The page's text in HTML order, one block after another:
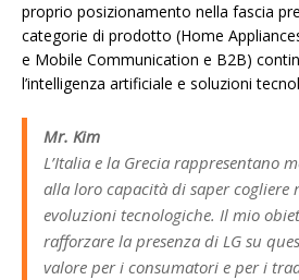
proprio posizionamento nella fascia
categorie di prodotto (Home
e Mobile Communication e B2B)
l’intelligenza artificiale e soluzioni
Mr. Kim
L’Italia e la Grecia rappresentano
alla loro capacità di saper cogliere
evoluzioni tecnologiche. Il mio
rafforzare la presenza di LG su
valore per i consumatori e per i